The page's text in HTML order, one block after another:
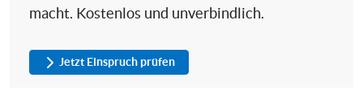
macht. Kostenlos und unverbindlich.
Jetzt Einspruch prüfen